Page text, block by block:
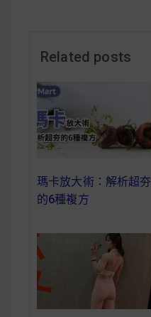
蔬食純素營養
純素料理食譜
Related posts
瑪卡放大術：解析超夯
的6種複方